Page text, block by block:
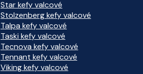
Star kefy valcové
Stolzenberg kefy valcové
Talpa kefy valcové
Taski kefy valcové
Tecnova kefy valcové
Tennant kefy valcové
Viking kefy valcové